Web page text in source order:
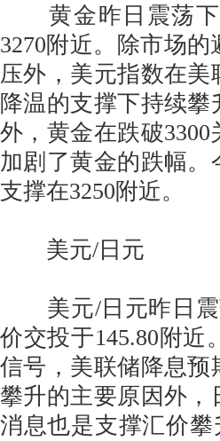
黄金昨日震荡下
3270附近。除市场
压外，美元指数在
降温的支撑下持续
外，黄金在跌破
加剧了黄金的跌幅。
支撑在3250附近。
美元/日元
美元/日元昨日震
价交投于145.80附
信号，美联储降息
攀升的主要原因外
消息也是支撑汇价攀